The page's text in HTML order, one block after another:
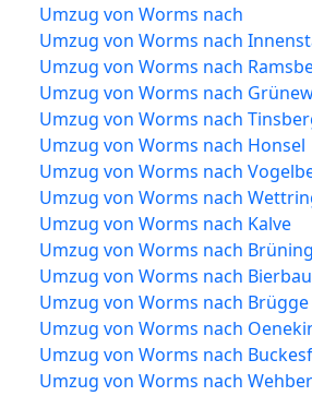
Umzug von Worms nach
Umzug von Worms nach
Umzug von Worms nach
Umzug von Worms nach
Umzug von Worms nach
Umzug von Worms nach Honsel
Umzug von Worms nach
Umzug von Worms nach
Umzug von Worms nach Kalve
Umzug von Worms nach
Umzug von Worms nach
Umzug von Worms nach Brügge
Umzug von Worms nach
Umzug von Worms nach
Umzug von Worms nach